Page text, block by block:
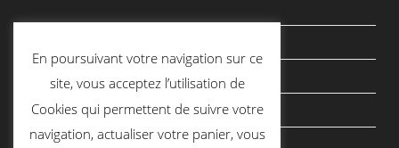
Le Blog
Conditions générales de vente
Mentions légales
En poursuivant votre navigation sur ce
site, vous acceptez l’utilisation de
Cookies qui permettent de suivre votre
navigation, actualiser votre panier, vous